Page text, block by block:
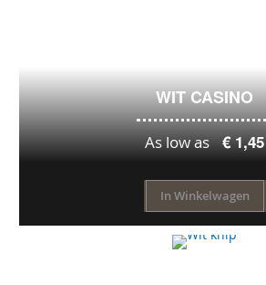
WIT CASINO
As low as € 1,45
In Winkelwagen